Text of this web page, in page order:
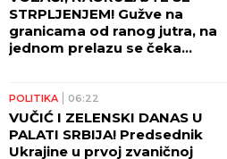
STRPLJENJEM! Gužve na
granicama od ranog jutra, na
jednom prelazu se čeka
POLITIKA 06:22
VUČIĆ I ZELENSKI DANAS U
PALATI SRBIJA! Predsednik
Ukrajine u prvoj zvaničnoj